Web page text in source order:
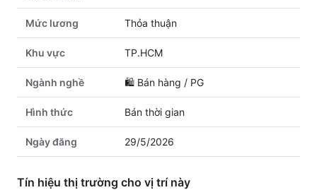
Mức lương Thỏa thuận
Khu vực TP.HCM
Ngành nghề 🛍️ Bán hàng / PG
Hình thức Bán thời gian
Ngày đăng 29/5/2026
Tín hiệu thị trường cho vị trí này